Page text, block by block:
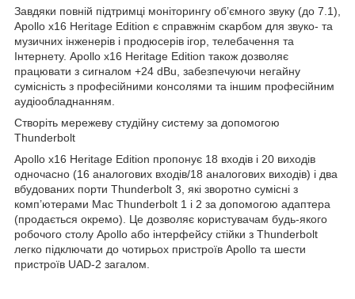
Завдяки повній підтримці моніторингу об’ємного звуку (до 7.1),
Apollo x16 Heritage Edition є справжнім скарбом для звуко- та
музичних інженерів і продюсерів ігор, телебачення та
Інтернету. Apollo x16 Heritage Edition також дозволяє
працювати з сигналом +24 dBu, забезпечуючи негайну
сумісність з професійними консолями та іншим професійним
аудіообладнанням.
Створіть мережеву студійну систему за допомогою
Thunderbolt
Apollo x16 Heritage Edition пропонує 18 входів і 20 виходів
одночасно (16 аналогових входів/18 аналогових виходів) і два
вбудованих порти Thunderbolt 3, які зворотно сумісні з
комп’ютерами Mac Thunderbolt 1 і 2 за допомогою адаптера
(продається окремо). Це дозволяє користувачам будь-якого
робочого столу Apollo або інтерфейсу стійки з Thunderbolt
легко підключати до чотирьох пристроїв Apollo та шести
пристроїв UAD-2 загалом.